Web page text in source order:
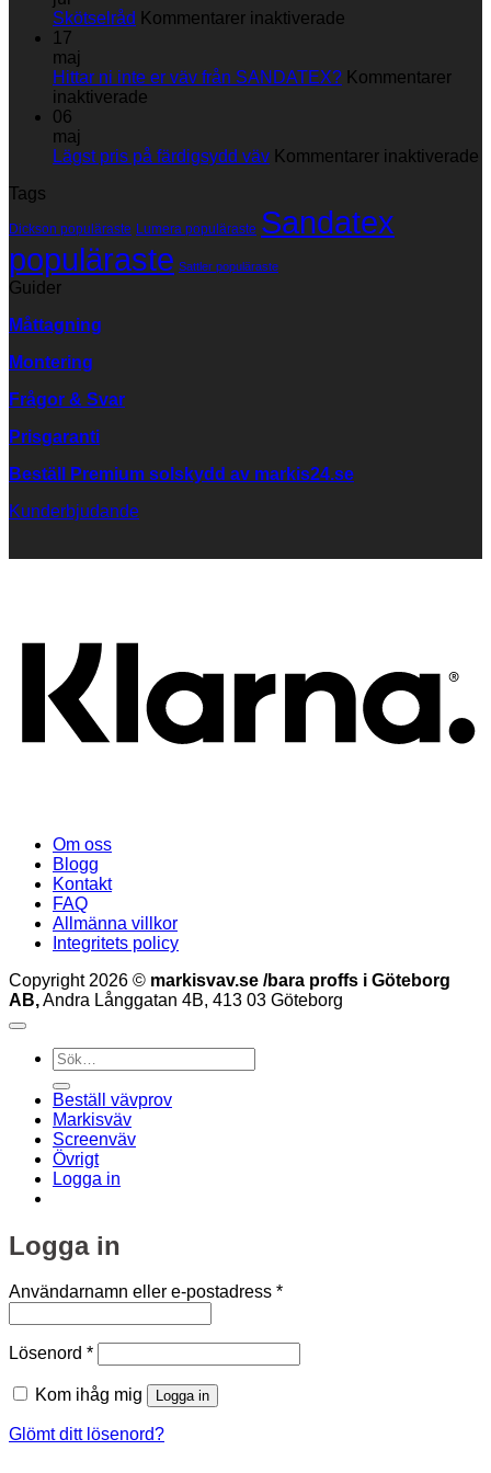
mäter
markisväv
Skötselråd Kommentarer inaktiverade
17
maj
Hittar ni inte er väv från SANDATEX? Kommentarer
inaktiverade
inte
SANDATEX?
06
maj
Lägst pris på färdigsydd väv Kommentarer inaktiverade
Tags
Dickson populäraste Lumera populäraste Sandatex
populäraste Sattler populäraste
Guider
Måttagning
Montering
Frågor & Svar
Prisgaranti
Beställ Premium solskydd av markis24.se
Kunderbjudande
Om oss
Blogg
Kontakt
FAQ
Allmänna villkor
Integritets policy
Copyright 2026 © markisvav.se /bara proffs i Göteborg
AB,Andra Långgatan 4B, 413 03 Göteborg
Sök
efter:
Beställ vävprov
Markisväv
Screenväv
Övrigt
Logga in
Logga in
Användarnamn eller e-postadress *Obligatoriskt
Lösenord *Obligatoriskt
Kom ihåg mig Logga in
Glömt ditt lösenord?